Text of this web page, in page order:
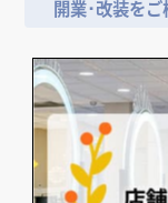
開業･改装を